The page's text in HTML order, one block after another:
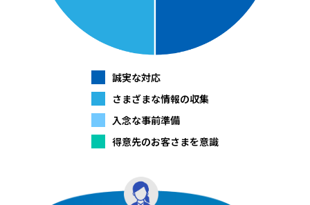
誠実な対応
さまざまな情報の収集
入念な事前準備
得意先のお客さまを意識